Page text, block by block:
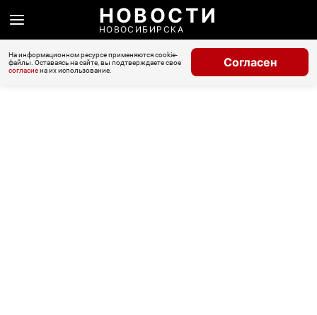
НОВОСТИ
НОВОСИБИРСКА
На информационном ресурсе применяются cookie-
файлы. Оставаясь на сайте, вы подтверждаете свое
согласиена их использование.
Согласен